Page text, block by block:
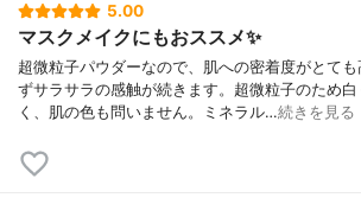
5.00
マスクメイクにもおススメ✨
超微粒子パウダーなので、肌への密着度がとて
ずサラサラの感触が続きます。超微粒子のため
く、肌の色も問いません。ミネラル…続きを見る